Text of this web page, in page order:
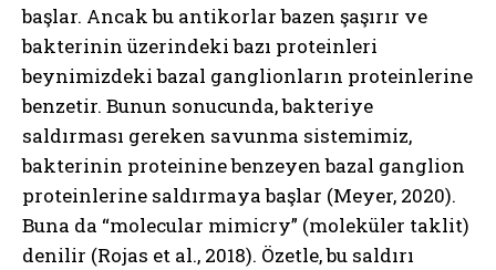
başlar. Ancak bu antikorlar bazen şaşırır ve
bakterinin üzerindeki bazı proteinleri
beynimizdeki bazal ganglionların proteinlerine
benzetir. Bunun sonucunda, bakteriye
saldırması gereken savunma sistemimiz,
bakterinin proteinine benzeyen bazal ganglion
proteinlerine saldırmaya başlar (Meyer, 2020).
Buna da “molecular mimicry” (moleküler taklit)
denilir (Rojas et al., 2018). Özetle, bu saldırı